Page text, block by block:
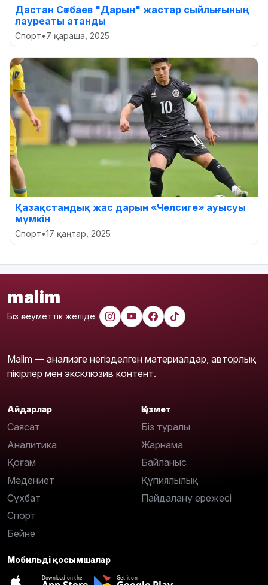
Дастан Сәтбаев "Дарын" жастар сыйлығының
лауреаты атанды
Спорт•7 қараша, 2025
Қазақстандық жас дарын «Челсиге» ауысуы
мүмкін
Спорт•17 қаңтар, 2025
malim
Біз әлеуметтік желіде:
Malim — анализге негізделген материалдар, авторлық
пікірлер мен эксклюзив контент.
Айдарлар
Саясат
Аналитика
Қоғам
Мәдениет
Сұхбат
Спорт
Бейне
Қызмет
Біз туралы
Жарнама
Байланыс
Құпиялылық
Пайдалану ережесі
Мобильді қосымшалар
Download on the Get it on